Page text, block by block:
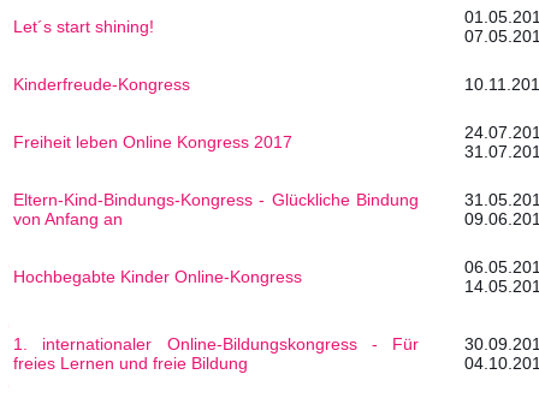
Let´s start shining!
Kinderfreude-Kongress
Freiheit leben Online Kongress 2017
Eltern-Kind-Bindungs-Kongress - Glückliche Bindung
von Anfang an
Hochbegabte Kinder Online-Kongress
1. internationaler Online-Bildungskongress - Für
freies Lernen und freie Bildung